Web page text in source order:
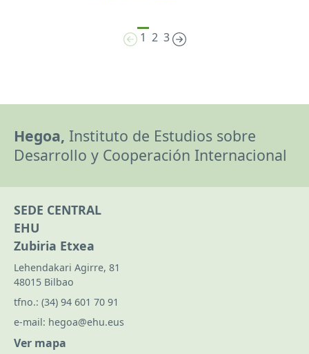
1 2 3
Hegoa, Instituto de Estudios sobre
Desarrollo y Cooperación Internacional
SEDE CENTRAL
EHU
Zubiria Etxea
Lehendakari Agirre, 81
48015 Bilbao
tfno.: (34) 94 601 70 91
e-mail: hegoa@ehu.eus
Ver mapa